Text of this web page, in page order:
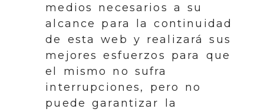
medios necesarios a su
alcance para la continuidad
de esta web y realizará sus
mejores esfuerzos para que
el mismo no sufra
interrupciones, pero no
puede garantizar la